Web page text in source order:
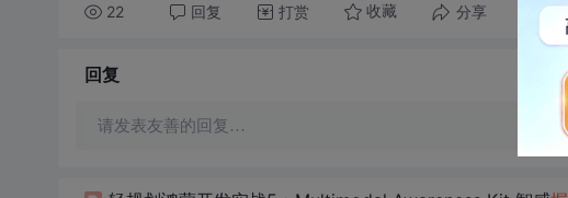
22 回复 打赏 收藏 分享 转
回复
请发表友善的回复…